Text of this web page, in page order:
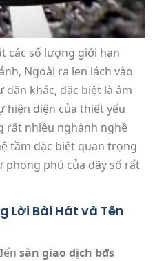
các số lượng giới hạn
Ngoài ra len lách vào
khác, đặc biệt là âm
hiện diện của thiết yếu
rất nhiều nghành nghề
tầm đặc biệt quan trọng
phong phú của dãy số rất
Lời Bài Hát và Tên
sàn giao dịch bđs